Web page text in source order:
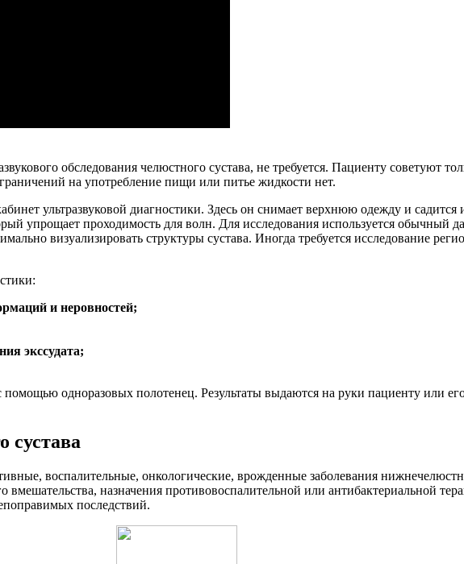
обследования челюстного сустава, не требуется. Пациенту советуют
на употребление пищи или питье жидкости нет.
ультразвуковой диагностики. Здесь он снимает верхнюю одежду и
упрощает проходимость для волн. Для исследования используется обычный
визуализировать структуры сустава. Иногда требуется исследование
и неровностей;
экссудата;
помощью одноразовых полотенец. Результаты выдаются на руки пациенту или
сустава
воспалительные, онкологические, врожденные заболевания
назначения противовоспалительной или антибактериальной
последствий.